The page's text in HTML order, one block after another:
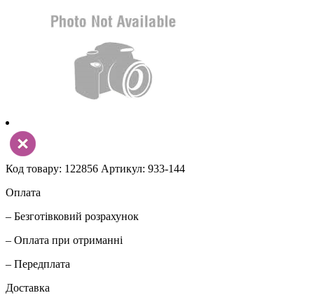
Код товару: 122856 Артикул: 933-144
Оплата
– Безготівковий розрахунок
– Оплата при отриманні
– Передплата
Доставка